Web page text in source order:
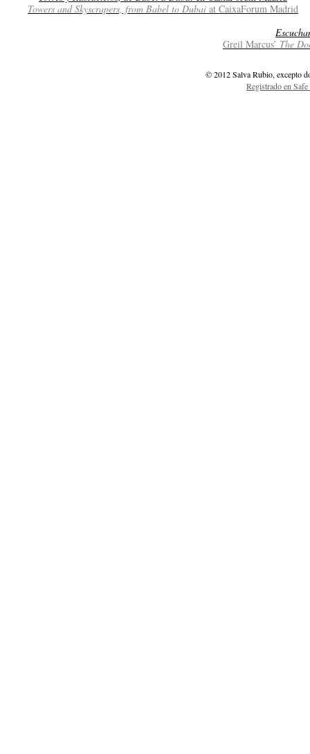
Towers and Skyscrapers, from Babel to Dubai at CaixaForum Madrid
Greil Marcus’ The
© 2012 Salva Rubio, excepto
Registrado en